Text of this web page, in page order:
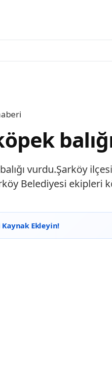
vurdu.Şarköy
Belediyesi ekipleri
Ekleyin!